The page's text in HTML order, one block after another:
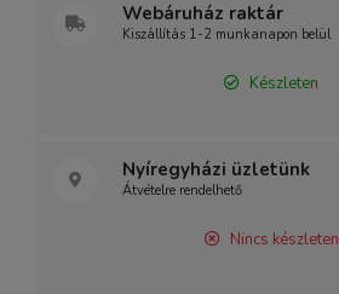
Webáruház raktár
Kiszállítás 1-2 munkanapon belül
Készleten
Nyíregyházi üzletünk
Átvételre rendelhető
Nincs készleten